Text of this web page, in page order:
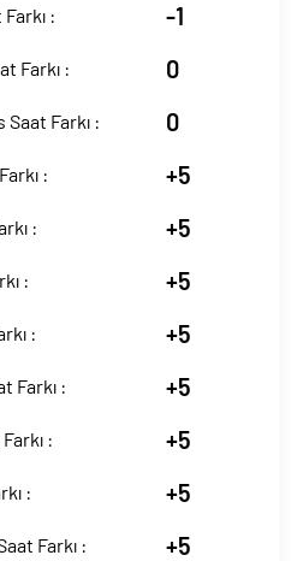
: -1
Farkı : 0
Farkı : 0
: +5
: +5
: +5
: +5
Farkı : +5
: +5
: +5
Farkı : +5